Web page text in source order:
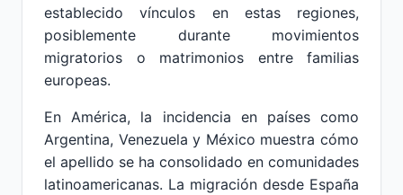
establecido vínculos en estas regiones,
posiblemente durante movimientos
migratorios o matrimonios entre familias
europeas.
En América, la incidencia en países como
Argentina, Venezuela y México muestra cómo
el apellido se ha consolidado en comunidades
latinoamericanas. La migración desde España